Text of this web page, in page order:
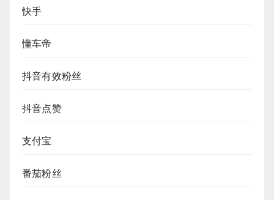
快手
懂车帝
抖音有效粉丝
抖音点赞
支付宝
番茄粉丝